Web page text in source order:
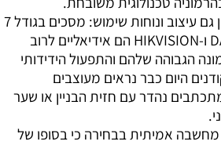
אל תשכחו לקחת בחשבון גם עיצוב ונוחות שימוש: מסכים בגודל 7
אינטש כמו בדגמי DAHUA ו-HIKVISION הם אידיאליים לרוב
הגבוהה שלהם והתפעול הידידותי
היום כבר נראים מעוצבים
נהדר עם חזית הבניין או שער
אמיתית בבחירה כי בסופו של